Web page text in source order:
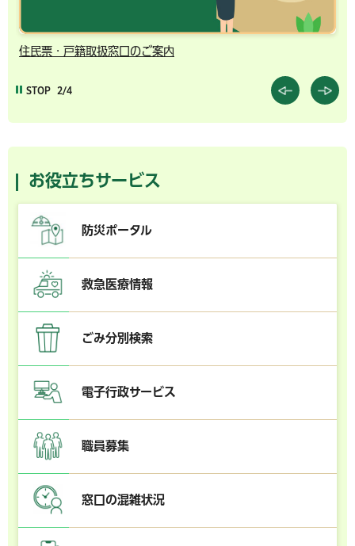
住民票・戸籍取扱窓口のご案内
STOP 2/4
お役立ちサービス
防災ポータル
救急医療情報
ごみ分別検索
電子行政サービス
職員募集
窓口の混雑状況